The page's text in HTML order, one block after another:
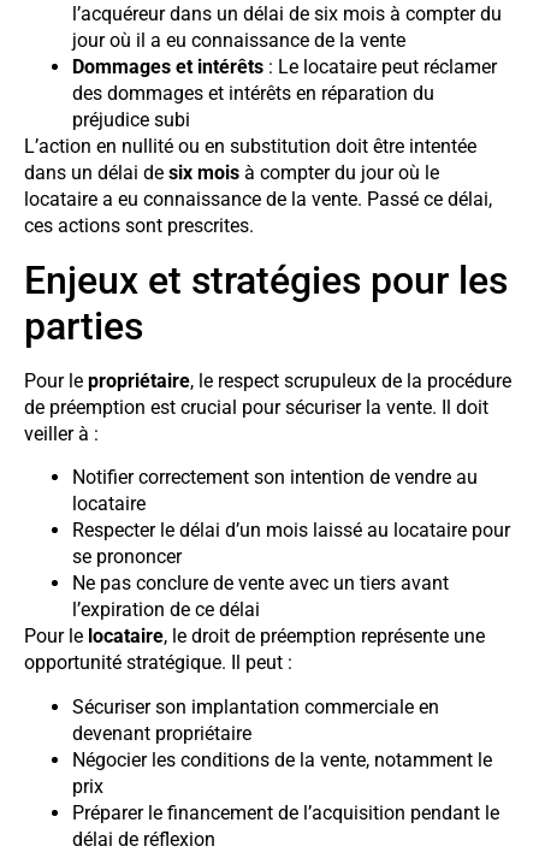
l’acquéreur dans un délai de six mois à compter du
jour où il a eu connaissance de la vente
Dommages et intérêts : Le locataire peut réclamer
des dommages et intérêts en réparation du
préjudice subi
L’action en nullité ou en substitution doit être intentée
dans un délai de six mois à compter du jour où le
locataire a eu connaissance de la vente. Passé ce délai,
ces actions sont prescrites.
Enjeux et stratégies pour les
parties
Pour le propriétaire, le respect scrupuleux de la procédure
de préemption est crucial pour sécuriser la vente. Il doit
veiller à :
Notifier correctement son intention de vendre au
locataire
Respecter le délai d’un mois laissé au locataire pour
se prononcer
Ne pas conclure de vente avec un tiers avant
l’expiration de ce délai
Pour le locataire, le droit de préemption représente une
opportunité stratégique. Il peut :
Sécuriser son implantation commerciale en
devenant propriétaire
Négocier les conditions de la vente, notamment le
prix
Préparer le financement de l’acquisition pendant le
délai de réflexion